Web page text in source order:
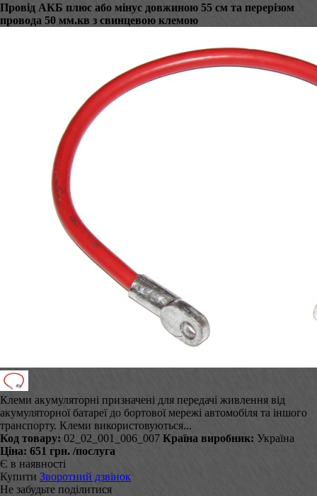
Провід АКБ плюс або мінус довжиною 55 см та перерізом
провода 50 мм.кв з свинцевою клемою
Клеми акумуляторні призначені для передачі живлення від
акумуляторної батареї до бортової мережі автомобіля та іншого
транспорту. Клеми використовуються...
Код товару: 02_02_001_006_007 Країна виробник: Україна
Ціна: 651 грн. /послуга
Є в наявності
Купити Зворотний дзвінок
Не забудьте поділитися